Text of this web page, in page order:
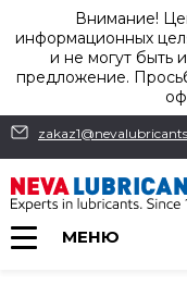
Внимание!
информационных
и не могут быть
предложение.
МЕНЮ